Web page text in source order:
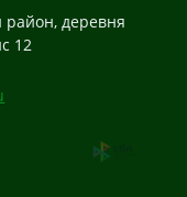
район, деревня
12